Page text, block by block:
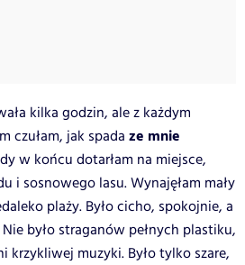
kilka godzin, ale z każdym
czułam, jak spada ze mnie
w końcu dotarłam na miejsce,
i sosnowego lasu. Wynajęłam mały
plaży. Było cicho, spokojnie, a
było straganów pełnych plastiku,
krzykliwej muzyki. Było tylko szare,